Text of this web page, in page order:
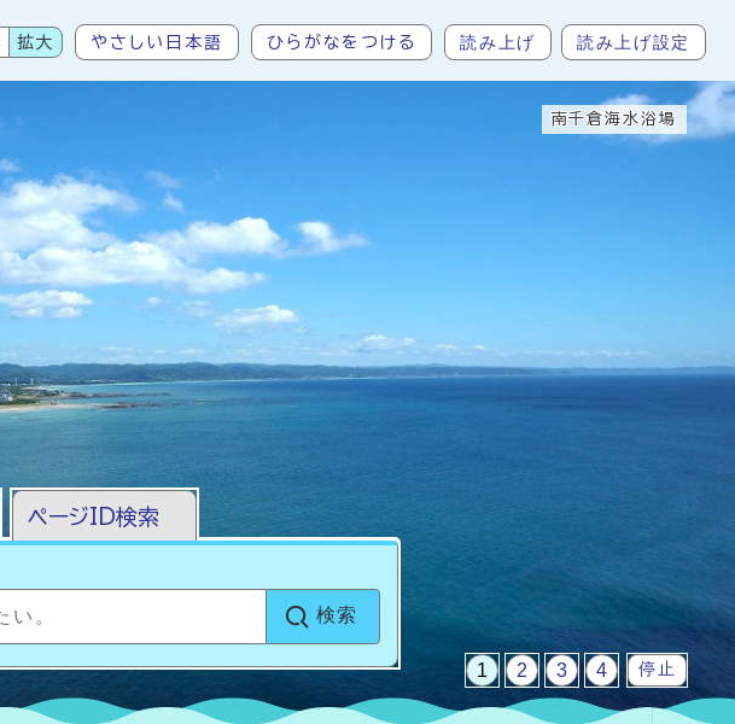
拡大 やさしい日本語 ひらがなをつける 読み上げ 読み上げ設定
南千倉海水浴場
1 2 3 4 停止
ページID検索